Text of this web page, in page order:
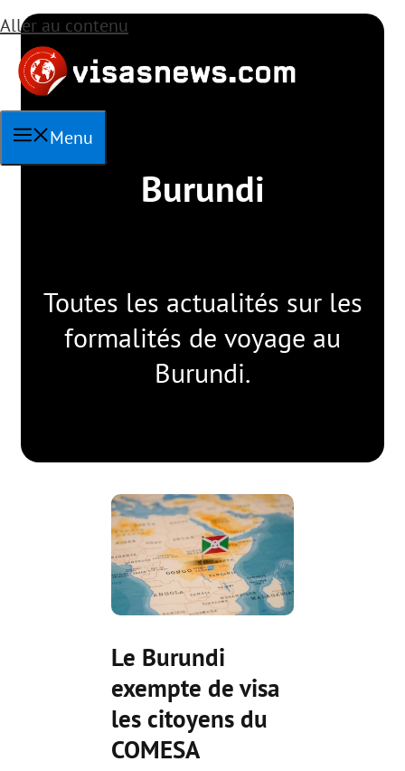
Aller au contenu
Menu
Burundi
Toutes les actualités sur les
formalités de voyage au
Burundi.
Le Burundi
exempte de visa
les citoyens du
COMESA